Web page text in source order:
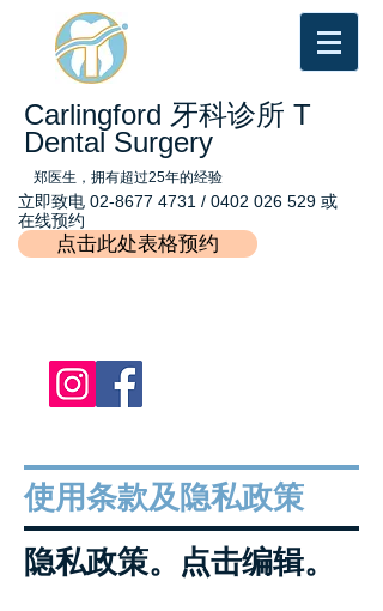
Carlingford 牙科诊所 T
Dental Surgery
郑医生，拥有超过25年的经验
立即致电 02-8677 4731 / 0402 026 529 或
在线预约
点击此处表格预约
使用条款及隐私政策
隐私政策。点击编辑。